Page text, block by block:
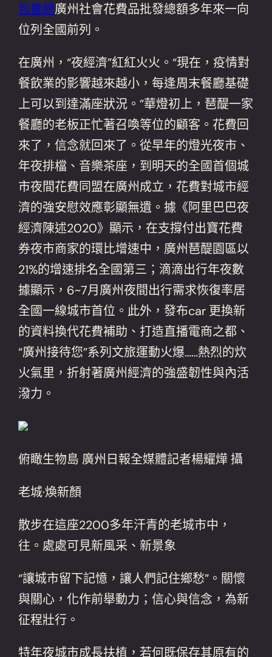
包養網廣州社會花費品批發總額多年來一向
位列全國前列。
在廣州，“夜經濟”紅紅火火。“現在，疫情對
餐飲業的影響越來越小，每逢周末餐廳基礎
上可以到達滿座狀況。”華燈初上，琶醍一家
餐廳的老板正忙著召喚等位的顧客。花費回
來了，信念就回來了。從早年的燈光夜市、
年夜排檔、音樂茶座，到明天的全國首個城
市夜間花費同盟在廣州成立，花費對城市經
濟的強安慰效應彰顯無遺。據《阿里巴巴夜
經濟陳述2020》顯示，在支撐付出寶花費
券夜市商家的環比增速中，廣州琶醍園區以
21%的增速排名全國第三；滴滴出行年夜數
據顯示，6~7月廣州夜間出行需求恢復率居
全國一線城市首位。此外，發布car 更換新
的資料換代花費補助、打造直播電商之都、
“廣州接待您”系列文旅運動火爆……熱烈的炊
火氣里，折射著廣州經濟的強盛韌性與內活
潑力。
俯瞰生物島 廣州日報全媒體記者楊耀燁 攝
老城·煥新顏
散步在這座2200多年汗青的老城市中，
往。處處可見新風采、新景象
“讓城市留下記憶，讓人們記住鄉愁”。關懷
與關心，化作前舉動力；信心與信念，為新
征程壯行。
特年夜城市成長扶植，若何既保存其原有的